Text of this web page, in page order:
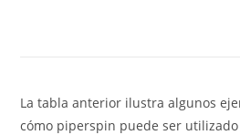
La tabla anterior ilustra algunos
cómo piperspin puede ser